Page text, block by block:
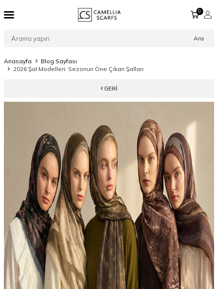
Ara
0
Anasayfa
Blog Sayfası
2026 Şal Modelleri: Sezonun Öne Çıkan Şalları
GERI